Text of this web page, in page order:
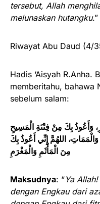
tersebut, Allah
melunaskan hutangku.”
Riwayat Abu Daud (4/
Hadis ‘Aisyah R.Anha.
memberitahu, bahawa
sebelum salam:
وَأَعُوذُ بِكَ مِنْ فِتْنَةِ الْمَسِيحِ
وَالْمَمَاتِ، اللهُمَّ إِنِّي أَعُوذُ بِكَ
مِنَ الْمَأْثَمِ وَالْمَغْرَم
Maksudnya: “Ya
dengan Engkau dari